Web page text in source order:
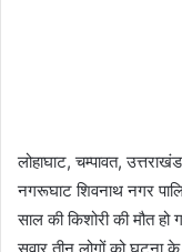
लोहाघाट, चम्पावत,
नगरूघाट शिवनाथ नगर
साल की किशोरी की मौत